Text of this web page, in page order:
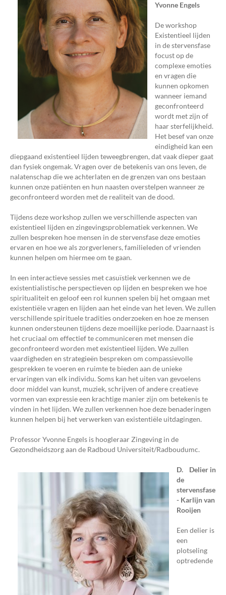
Yvonne Engels
De workshop
Existentieel lijden
in de stervensfase
focust op de
complexe emoties
en vragen die
kunnen opkomen
wanneer iemand
geconfronteerd
wordt met zijn of
haar sterfelijkheid.
Het besef van onze
eindigheid kan een
diepgaand existentieel lijden teweegbrengen, dat vaak dieper gaat
dan fysiek ongemak. Vragen over de betekenis van ons leven, de
nalatenschap die we achterlaten en de grenzen van ons bestaan
kunnen onze patiënten en hun naasten overstelpen wanneer ze
geconfronteerd worden met de realiteit van de dood.
Tijdens deze workshop zullen we verschillende aspecten van
existentieel lijden en zingevingsproblematiek verkennen. We
zullen bespreken hoe mensen in de stervensfase deze emoties
ervaren en hoe we als zorgverleners, familieleden of vrienden
kunnen helpen om hiermee om te gaan.
In een interactieve sessies met casuïstiek verkennen we de
existentialistische perspectieven op lijden en bespreken we hoe
spiritualiteit en geloof een rol kunnen spelen bij het omgaan met
existentiële vragen en lijden aan het einde van het leven. We zullen
verschillende spirituele tradities onderzoeken en hoe ze mensen
kunnen ondersteunen tijdens deze moeilijke periode. Daarnaast is
het cruciaal om effectief te communiceren met mensen die
geconfronteerd worden met existentieel lijden. We zullen
vaardigheden en strategieën bespreken om compassievolle
gesprekken te voeren en ruimte te bieden aan de unieke
ervaringen van elk individu. Soms kan het uiten van gevoelens
door middel van kunst, muziek, schrijven of andere creatieve
vormen van expressie een krachtige manier zijn om betekenis te
vinden in het lijden. We zullen verkennen hoe deze benaderingen
kunnen helpen bij het verwerken van existentiële uitdagingen.
Professor Yvonne Engels is hoogleraar Zingeving in de
Gezondheidszorg aan de Radboud Universiteit/Radboudumc.
D. Delier in
de
stervensfase
- Karlijn van
Rooijen
Een delier is
een
plotseling
optredende